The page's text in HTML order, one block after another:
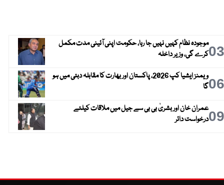
03موجودہ نظام کہیں نہیں جا رہا، حکومت اپنی آئینی مدت مکمل
کرے گی، وزیر داخلہ
06
ویمنز ایشیا کپ 2026، پاکستان اور بھارت کا مقابلہ دبئی میں ہو
گا
09عمران خان اور بشریٰ بی بی سے جیل میں ملاقات کیلئے
درخواست دائر